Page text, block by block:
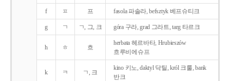
f ㅍ 프 fasola 파솔라, befsztyk 베프슈티크
g ㄱ ㄱ, 그, 크 góra 구라, grad 그라트, targ 타르크
h ㅎ 흐
herbata 헤르바타, Hrubieszów
흐루비에슈프
k ㅋ ㄱ, 크
kino 키노, daktyl 닥틸, król 크룰, bank
반크